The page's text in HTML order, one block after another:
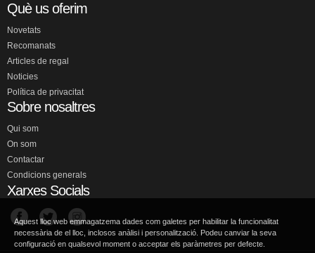
Què us oferim
Novetats
Recomanats
Articles de regal
Noticies
Política de privacitat
Sobre nosaltres
Qui som
On som
Contactar
Condicions generals
Xarxes Socials
Aquest lloc web emmagatzema dades com galetes per habilitar la funcionalitat
necessària de el lloc, inclosos anàlisi i personalització. Podeu canviar la seva
configuració en qualsevol moment o acceptar els paràmetres per defecte.